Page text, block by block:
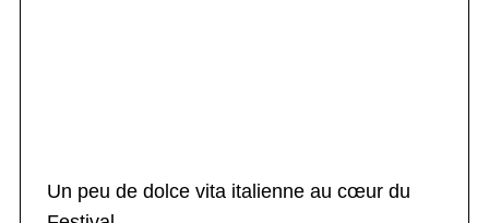
Un peu de dolce vita italienne au cœur du